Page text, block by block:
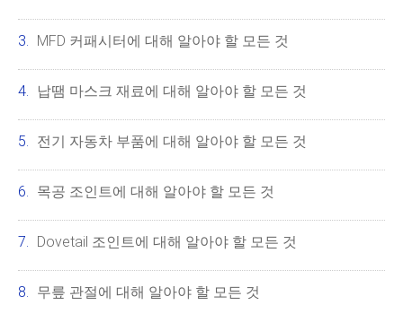
MFD 커패시터에 대해 알아야 할 모든 것
납땜 마스크 재료에 대해 알아야 할 모든 것
전기 자동차 부품에 대해 알아야 할 모든 것
목공 조인트에 대해 알아야 할 모든 것
Dovetail 조인트에 대해 알아야 할 모든 것
무릎 관절에 대해 알아야 할 모든 것